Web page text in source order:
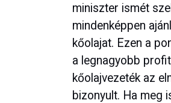
miniszter ismét
mindenképpen
kőolajat. Ezen a
a legnagyobb
kőolajvezeték az
bizonyult. Ha meg